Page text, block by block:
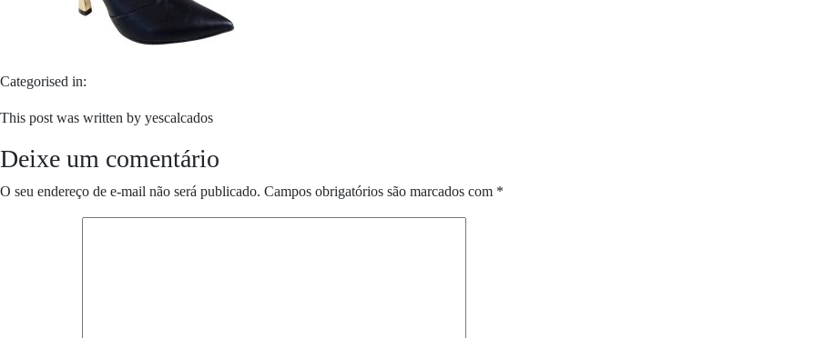
Categorised in:
This post was written by yescalcados
Deixe um comentário
O seu endereço de e-mail não será publicado. Campos obrigatórios são marcados com *